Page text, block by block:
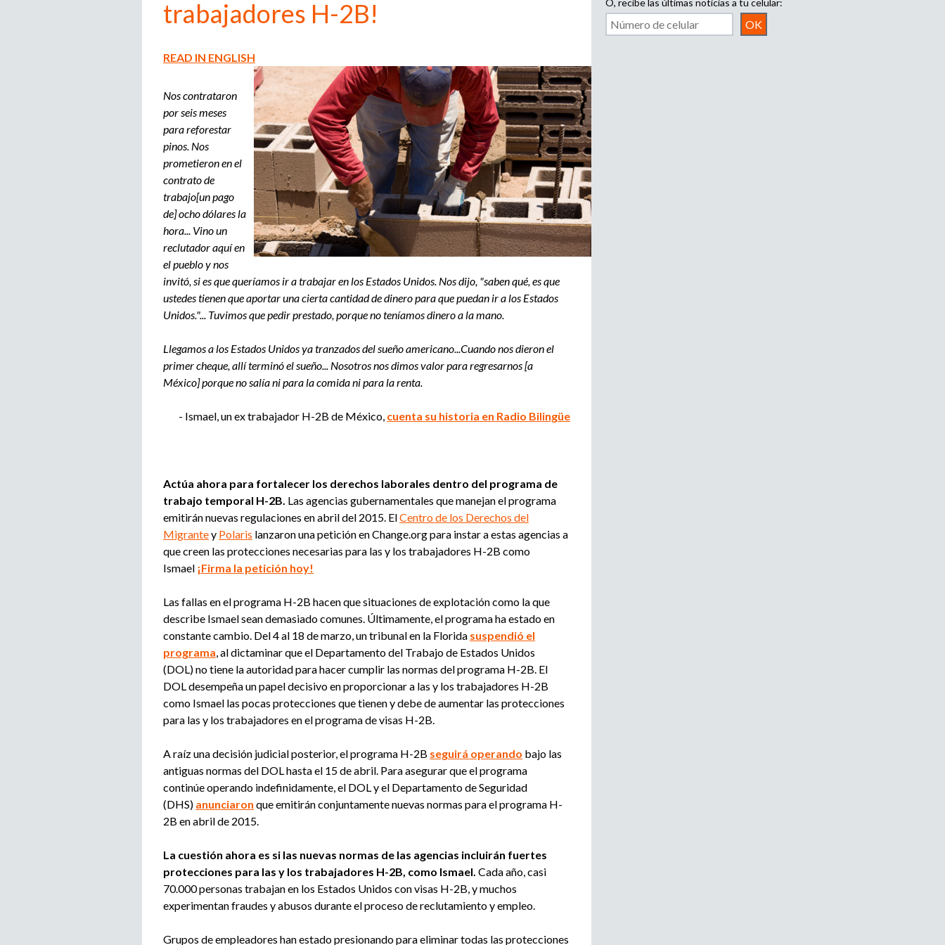
d
e
b
u
s
u
e
a
o
r
,
r
e
c
l
u
t
a
d
o
o
a
c
i
e
l
t
a
m
i
t
o
trabajadores H-2B!
READ IN ENGLISH
Nos contrataron
por seis meses
para reforestar
pinos. Nos
prometieron en el
contrato de
trabajo[un pago
de] ocho dólares la
hora... Vino un
reclutador aquí en
el pueblo y nos
invitó, si es que queríamos ir a trabajar en los Estados Unidos. Nos dijo, "saben qué, es que
ustedes tienen que aportar una cierta cantidad de dinero para que puedan ir a los Estados
Unidos."... Tuvimos que pedir prestado, porque no teníamos dinero a la mano.
Llegamos a los Estados Unidos ya tranzados del sueño americano...Cuando nos dieron el
primer cheque, allí terminó el sueño... Nosotros nos dimos valor para regresarnos [a
México] porque no salía ni para la comida ni para la renta.
- Ismael, un ex trabajador H-2B de México, cuenta su historia en Radio Bilingüe
Actúa ahora para fortalecer los derechos laborales dentro del programa de
trabajo temporal H-2B. Las agencias gubernamentales que manejan el programa
emitirán nuevas regulaciones en abril del 2015. ElCentro de los Derechos del
Migrantey Polaris lanzaron una petición en Change.org para instar a estas agencias a
que creen las protecciones necesarias para las y los trabajadores H-2B como
Ismael ¡Firma la petición hoy!
Las fallas en el programa H-2B hacen que situaciones de explotación como la que
describe Ismael sean demasiado comunes. Últimamente, el programa ha estado en
constante cambio. Del 4 al 18 de marzo, un tribunal en la Florida suspendió el
programa, al dictaminar que el Departamento del Trabajo de Estados Unidos
(DOL) no tiene la autoridad para hacer cumplir las normas del programa H-2B. El
DOL desempeña un papel decisivo en proporcionar a las y los trabajadores H-2B
como Ismael las pocas protecciones que tienen y debe de aumentar las protecciones
para las y los trabajadores en el programa de visas H-2B.
A raíz una decisión judicial posterior, el programa H-2B seguirá operando bajo las
antiguas normas del DOL hasta el 15 de abril. Para asegurar que el programa
continúe operando indefinidamente, el DOL y el Departamento de Seguridad
(DHS) anunciaron que emitirán conjuntamente nuevas normas para el programa H-
2B en abril de 2015.
La cuestión ahora es si las nuevas normas de las agencias incluirán fuertes
protecciones para las y los trabajadores H-2B, como Ismael. Cada año, casi
70.000 personas trabajan en los Estados Unidos con visas H-2B, y muchos
experimentan fraudes y abusos durante el proceso de reclutamiento y empleo.
Grupos de empleadores han estado presionando para eliminar todas las protecciones
O, recibe las últimas noticias a tu celular: